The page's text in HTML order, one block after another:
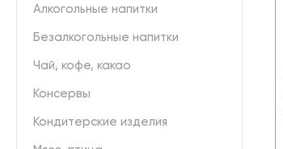
Алкогольные напитки
Безалкогольные напитки
Чай, кофе, какао
Консервы
Кондитерские изделия